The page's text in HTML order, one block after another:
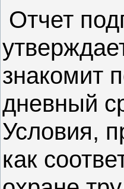
Отчет
знакомит
дневный
Условия,
как